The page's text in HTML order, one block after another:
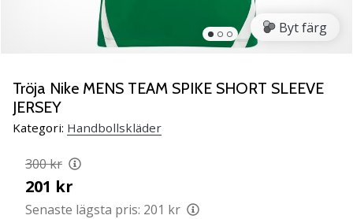
PUMA
Accelerate
NITRO
SQD
handbollsskorna!
Upptäck
de
Byt färg
Tröja Nike MENS TEAM SPIKE SHORT SLEEVE
JERSEY
Kategori: Handbollskläder
300 kr
201 kr
Senaste lägsta pris: 201 kr